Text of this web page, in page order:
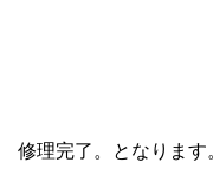
修理完了。となります